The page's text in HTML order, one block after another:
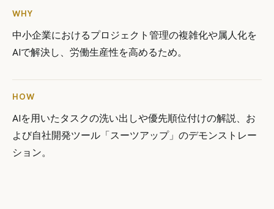
WHY
中小企業におけるプロジェクト管理の複雑化や属人化を
AIで解決し、労働生産性を高めるため。
HOW
AIを用いたタスクの洗い出しや優先順位付けの解説、お
よび自社開発ツール「スーツアップ」のデモンストレー
ション。